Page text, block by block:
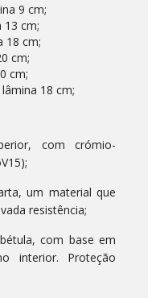
9 cm;
13 cm;
18 cm;
cm;
cm;
18 cm;
com crómio-
um material que
resistência;
com base em
interior. Proteção